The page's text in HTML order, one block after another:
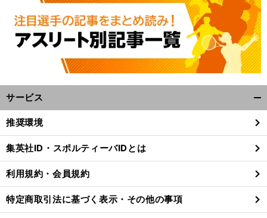
サービス
閉
る
推奨環境
集英社ID・スポルティーバIDとは
利用規約・会員規約
特定商取引法に基づく表示・その他の事項